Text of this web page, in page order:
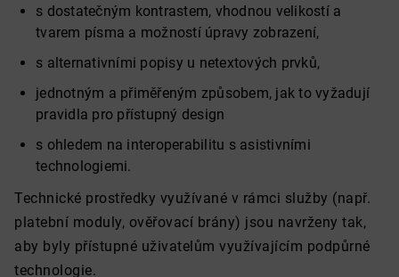
s dostatečným kontrastem, vhodnou velikostí a
tvarem písma a možností úpravy zobrazení,
s alternativními popisy u netextových prvků,
jednotným a přiměřeným způsobem, jak to vyžadují
pravidla pro přístupný design
s ohledem na interoperabilitu s asistivními
technologiemi.
Technické prostředky využívané v rámci služby (např.
platební moduly, ověřovací brány) jsou navrženy tak,
aby byly přístupné uživatelům využívajícím podpůrné
technologie.